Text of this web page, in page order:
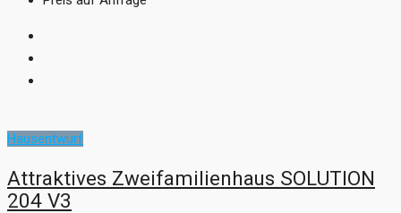
Hausentwurf
Attraktives Zweifamilienhaus SOLUTION
204 V3